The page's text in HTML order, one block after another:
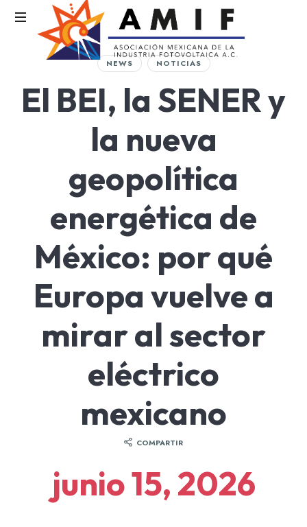
AMIF
Mexicana
de
NEWS NOTICIAS
El BEI, la SENER y
la nueva
geopolítica
energética de
México: por qué
Europa vuelve a
mirar al sector
eléctrico
mexicano
COMPARTIR
junio 15, 2026